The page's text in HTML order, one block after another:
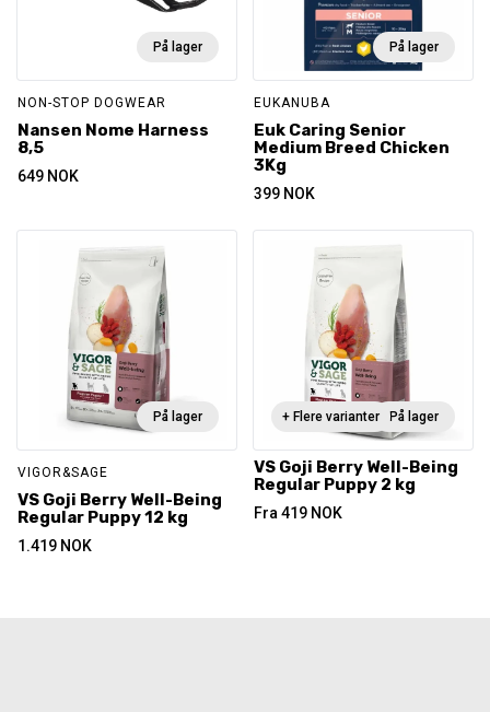
På lager
NON-STOP DOGWEAR
Nansen Nome Harness
8,5
649 NOK
På lager
EUKANUBA
Euk Caring Senior
Medium Breed Chicken
3Kg
399 NOK
På lager
VIGOR&SAGE
VS Goji Berry Well-Being
Regular Puppy 12 kg
1.419 NOK
På lager
+ Flere varianter
VS Goji Berry Well-Being
Regular Puppy 2 kg
Fra419 NOK